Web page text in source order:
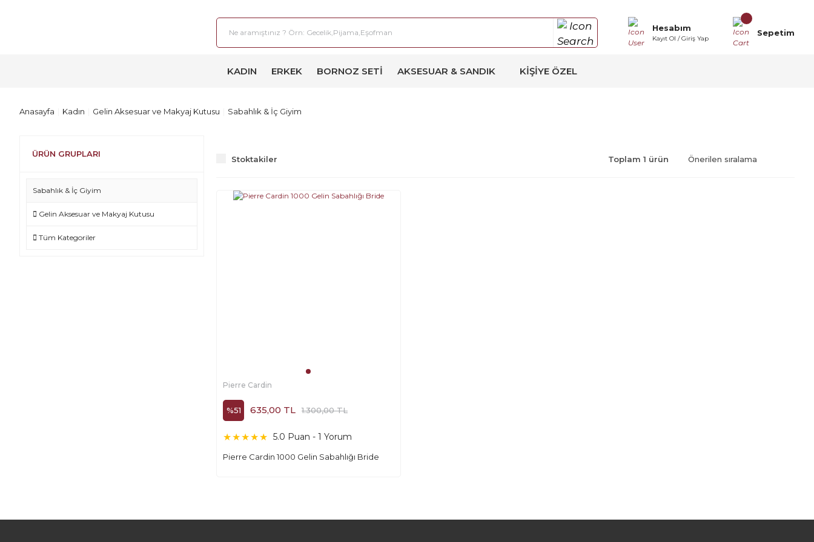
Hesabım
Kayıt Ol / Giriş Yap
Sepetim
KADIN ERKEK BORNOZ SETI AKSESUAR & SANDIK KIŞIYE ÖZEL
Anasayfa Kadın Gelin Aksesuar ve Makyaj Kutusu Sabahlık & İç Giyim
ÜRÜN GRUPLARI
Sabahlık & İç Giyim
Gelin Aksesuar ve Makyaj Kutusu
Tüm Kategoriler
Stoktakiler Toplam 1 ürün
Pierre Cardin
%51 635,00 TL 1.300,00 TL
5.0 Puan - 1 Yorum
Pierre Cardin 1000 Gelin Sabahlığı Bride